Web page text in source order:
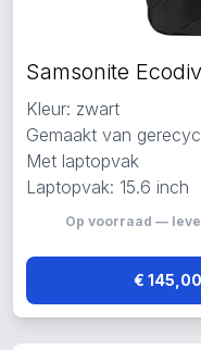
Kleur: zwart
Gemaakt van
Met laptopvak
Laptopvak: 15.6 inch
Op voorraad —
€